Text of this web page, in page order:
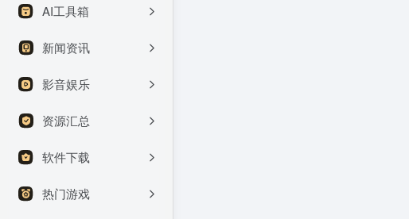
AI工具箱
新闻资讯
影音娱乐
资源汇总
软件下载
热门游戏